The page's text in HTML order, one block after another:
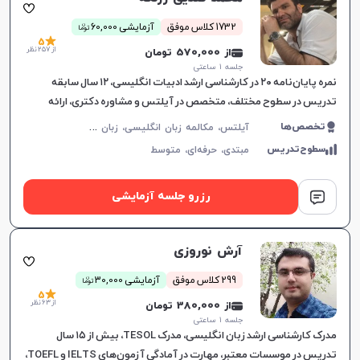
1732 کلاس موفق آزمایشی 60,000 توما
ن
از 570,000 تومان
جلسه ۱ ساعتی
5
از 257 نظر
نمره پایان‌نامه ۲۰ در کارشناسی ارشد ادبیات انگلیسی، ۱۲ سال سابقه
تدریس در سطوح مختلف، متخصص در آیلتس و مشاوره دکتری، ارائه
آموزش‌های هدفمند مکالمه.
تخصص‌ها آ
یلتس، مکالمه زبان انگلیسی، زبان انگلیسی عمومی، گرامر زبان انگلیسی، زبان انگلیسی بریتیش، زبان انگلیسی آمریکایی، زبان انگلیسی کنکور سراسری، زبان انگلیسی کنکور ارشد، زبان انگلیسی کنکور کاردانی
سطوح‌تدریس مبتدی،حرفه‌ای، متوسط
رزرو جلسه آزمایشی
آرش نوروزی
299 کلاس موفق آزمایشی 30,000 توما
ن
از 380,000 تومان
جلسه ۱ ساعتی
5
از 63 نظر
مدرک کارشناسی ارشد زبان انگلیسی، مدرک TESOL، بیش از ۱۵ سال
تدریس در موسسات معتبر، مهارت در آمادگی آزمون‌های IELTS و TOEFL،